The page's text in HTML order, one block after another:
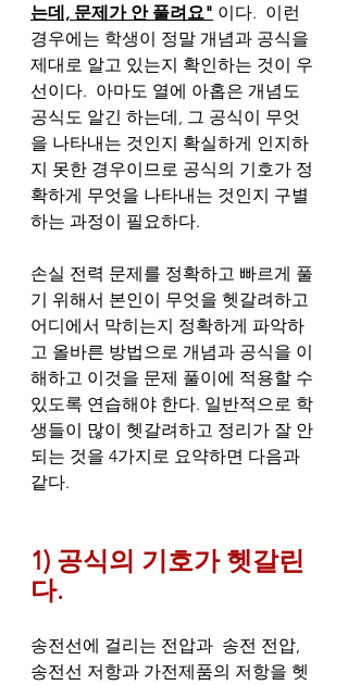
는데, 문제가 안 풀려요" 이다.  이런
경우에는 학생이 정말 개념과 공식을
제대로 알고 있는지 확인하는 것이 우
선이다.  아마도 열에 아홉은 개념도
공식도 알긴 하는데, 그 공식이 무엇
을 나타내는 것인지 확실하게 인지하
지 못한 경우이므로 공식의 기호가 정
확하게 무엇을 나타내는 것인지 구별
하는 과정이 필요하다.
손실 전력 문제를 정확하고 빠르게 풀
기 위해서 본인이 무엇을 헷갈려하고
어디에서 막히는지 정확하게 파악하
고 올바른 방법으로 개념과 공식을 이
해하고 이것을 문제 풀이에 적용할 수
있도록 연습해야 한다. 일반적으로 학
생들이 많이 헷갈려하고 정리가 잘 안
되는 것을 4가지로 요약하면 다음과
같다.
1) 공식의 기호가 헷갈린
다.
송전선에 걸리는 전압과  송전 전압,
송전선 저항과 가전제품의 저항을 헷